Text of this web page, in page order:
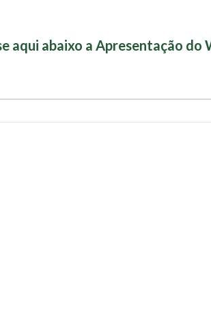
aqui abaixo a Apresentação